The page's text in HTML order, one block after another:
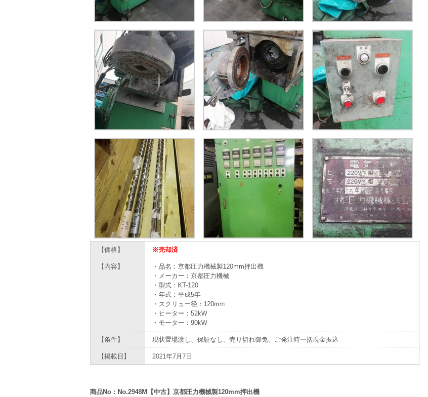
【価格】 ※売却済
【内容】
・品名：京都圧力機械製120mm押出機
・メーカー：京都圧力機械
・型式：KT-120
・年式：平成5年
・スクリュー径：120mm
・ヒーター：52kW
・モーター：90kW
【条件】 現状置場渡し、保証なし、売り切れ御免、ご発注時一括現金振込
【掲載日】 2021年7月7日
商品No：No.2948M【中古】京都圧力機械製120mm押出機